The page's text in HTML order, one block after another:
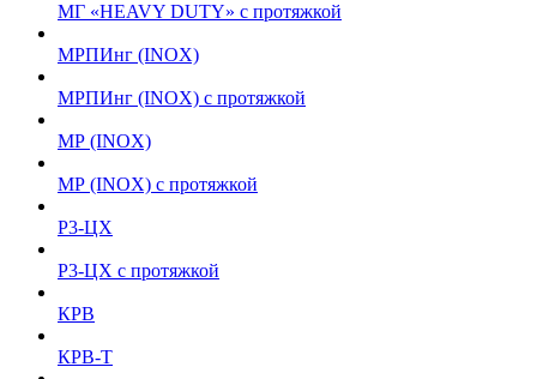
МГ «HEAVY DUTY» с протяжкой
МРПИнг (INOX)
МРПИнг (INOX) с протяжкой
МР (INOX)
МР (INOX) с протяжкой
Р3-ЦХ
Р3-ЦХ с протяжкой
КРВ
КРВ-Т